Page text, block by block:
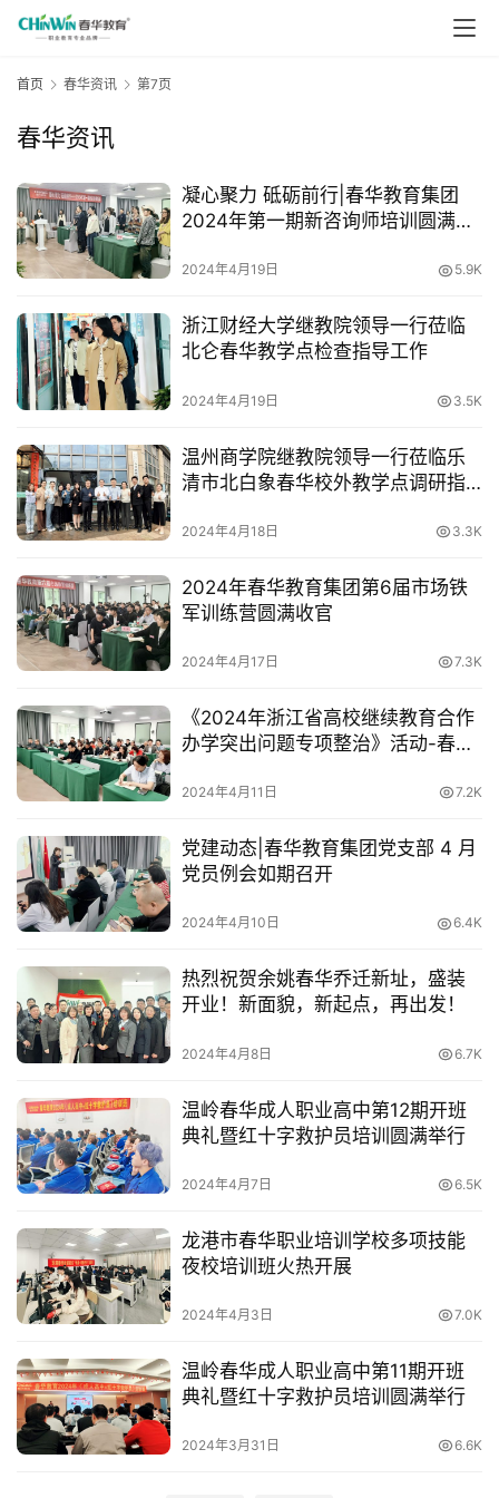
首页 春华资讯 第7页
春华资讯
凝心聚力 砥砺前行|春华教育集团
2024年第一期新咨询师培训圆满收
2024年4月19日 5.9K
浙江财经大学继教院领导一行莅临
北仑春华教学点检查指导工作
2024年4月19日 3.5K
温州商学院继教院领导一行莅临乐
清市北白象春华校外教学点调研指
2024年4月18日 3.3K
2024年春华教育集团第6届市场铁
军训练营圆满收官
2024年4月17日 7.3K
《2024年浙江省高校继续教育合作
办学突出问题专项整治》活动-春华
2024年4月11日 7.2K
党建动态|春华教育集团党支部 4 月
党员例会如期召开
2024年4月10日 6.4K
热烈祝贺余姚春华乔迁新址，盛装
开业！新面貌，新起点，再出发！
2024年4月8日 6.7K
温岭春华成人职业高中第12期开班
典礼暨红十字救护员培训圆满举行
2024年4月7日 6.5K
龙港市春华职业培训学校多项技能
夜校培训班火热开展
2024年4月3日 7.0K
温岭春华成人职业高中第11期开班
典礼暨红十字救护员培训圆满举行
2024年3月31日 6.6K